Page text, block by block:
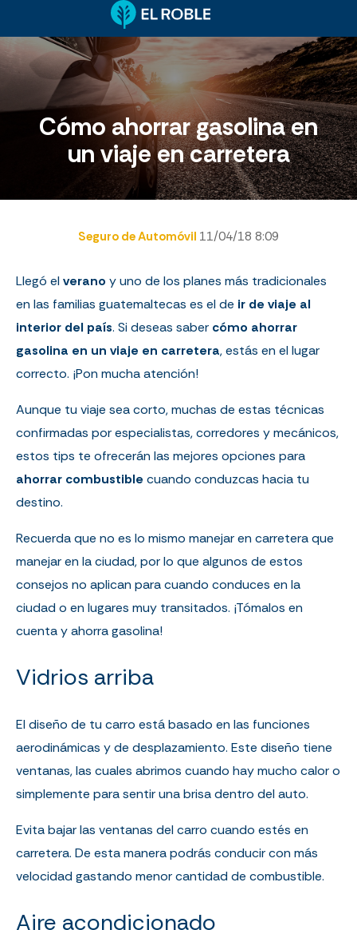
Cómo ahorrar gasolina en
un viaje en carretera
Seguro de Automóvil 11/04/18 8:09
Llegó elverano y uno de los planes más tradicionales
en las familias guatemaltecas es el de ir de viaje al
interior del país. Si deseas saber cómo ahorrar
gasolina en un viaje en carretera, estás en el lugar
correcto. ¡Pon mucha atención!
Aunque tu viaje sea corto, muchas de estas técnicas
confirmadas por especialistas, corredores y mecánicos,
estos tips te ofrecerán las mejores opciones para
ahorrar combustible cuando conduzcas hacia tu
destino.
Recuerda que no es lo mismo manejar en carretera que
manejar en la ciudad, por lo que algunos de estos
consejos no aplican para cuando conduces en la
ciudad o en lugares muy transitados. ¡Tómalos en
cuenta y ahorra gasolina!
Vidrios arriba
El diseño de tu carro está basado en las funciones
aerodinámicas y de desplazamiento. Este diseño tiene
ventanas, las cuales abrimos cuando hay mucho calor o
simplemente para sentir una brisa dentro del auto.
Evita bajar las ventanas del carro cuando estés en
carretera. De esta manera podrás conducir con más
velocidad gastando menor cantidad de combustible.
Aire acondicionado